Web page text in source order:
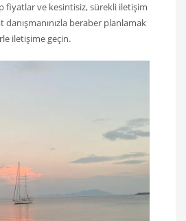
fiyatlar ve kesintisiz, sürekli iletişim
beraber planlamak
iletişime geçin.